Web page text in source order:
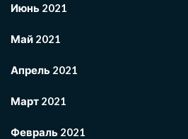
Июнь 2021
Май 2021
Апрель 2021
Март 2021
Февраль 2021